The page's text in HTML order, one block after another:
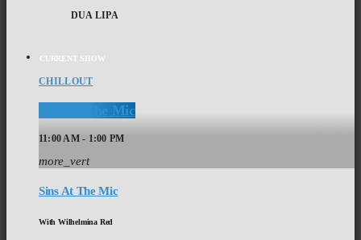
DUA LIPA
CURRENT SHOW
CHILLOUT
Sins At The Mic
11:00 AM - 1:00 PM
more_vert
Sins At The Mic
With Wilhelmina Red